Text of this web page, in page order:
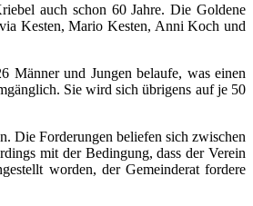
auch schon 60 Jahre. Die Goldene
Kesten, Mario Kesten, Anni Koch und
Männer und Jungen belaufe, was einen
Sie wird sich übrigens auf je 50
Die Forderungen beliefen sich zwischen
mit der Bedingung, dass der Verein
worden, der Gemeinderat fordere